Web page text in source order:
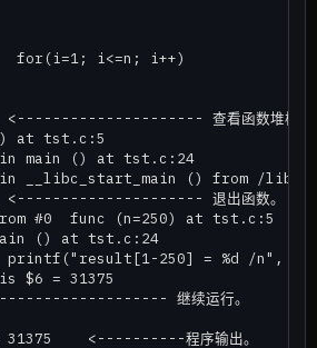
i<=n; i++)
查看函数堆栈。
at tst.c:5
in main () at tst.c:24
in __libc_start_main () from /lib/
退出函数。
#0  func (n=250) at tst.c:5
() at tst.c:24
250] = %d /n",
$6 = 31375
继续运行。
<----------程序输出。